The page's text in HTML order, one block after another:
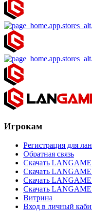
Игрокам
Регистрация для
Обратная связь
Скачать LANGAME
Скачать
Скачать
Скачать LANGAME
Витрина
Вход в личный